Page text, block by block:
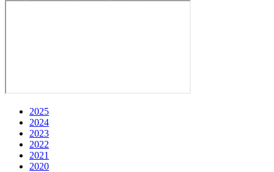
2025
2024
2023
2022
2021
2020